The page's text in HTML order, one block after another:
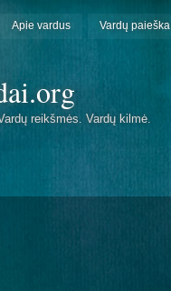
Apie vardus Vardų paieška
reikšmės. Vardų kilmė.